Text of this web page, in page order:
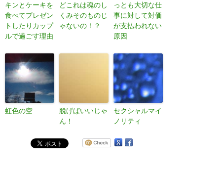
キンとケーキを
食べてプレゼン
トしたりカップ
ルで過ごす理由
どこれは魂のし
くみそのものじ
ゃないの！？
っとも大切な仕
事に対して対価
が支払われない
原因
虹色の空
脱げばいいじゃ
ん！
セクシャルマイ
ノリティ